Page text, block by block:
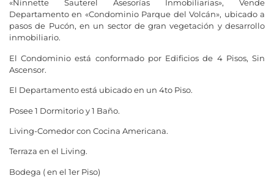
«Ninnette Sauterel Asesorías Inmobiliarias», Vende
Departamento en «Condominio Parque del Volcán», ubicado a
pasos de Pucón, en un sector de gran vegetación y desarrollo
inmobiliario.
El Condominio está conformado por Edificios de 4 Pisos, Sin
Ascensor.
El Departamento está ubicado en un 4to Piso.
Posee 1 Dormitorio y 1 Baño.
Living-Comedor con Cocina Americana.
Terraza en el Living.
Bodega ( en el 1er Piso)